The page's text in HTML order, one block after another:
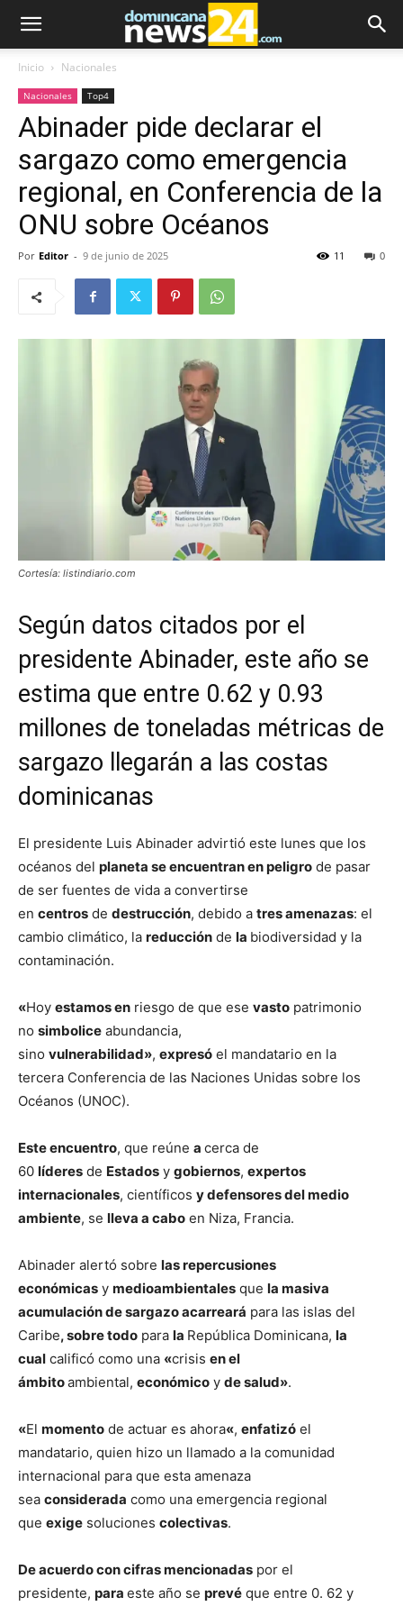
Inicio Nacionales
Nacionales Top4
Abinader pide declarar el
sargazo como emergencia
regional, en Conferencia de la
ONU sobre Océanos
Por Editor - 9 de junio de 2025 0
11
Cortesía: listindiario.com
Según datos citados por el
presidente Abinader, este año se
estima que entre 0.62 y 0.93
millones de toneladas métricas de
sargazo llegarán a las costas
dominicanas
El presidente Luis Abinader advirtió este lunes que los
océanos del planeta se encuentran en peligro de pasar
de ser fuentes de vida a convertirse
en centros de destrucción, debido a tres amenazas: el
cambio climático, la reducción de la biodiversidad y la
contaminación.
«Hoy estamos en riesgo de que ese vasto patrimonio
no simbolice abundancia,
sino vulnerabilidad», expresó el mandatario en la
tercera Conferencia de las Naciones Unidas sobre los
Océanos (UNOC).
Este encuentro, que reúne a cerca de
60 líderes de Estados y gobiernos, expertos
internacionales, científicos y defensores del medio
ambiente, se lleva a cabo en Niza, Francia.
Abinader alertó sobre las repercusiones
económicas y medioambientales que la masiva
acumulación de sargazo acarreará para las islas del
Caribe, sobre todo para la República Dominicana, la
cual calificó como una «crisis en el
ámbitoambiental, económico y de salud».
«El momento de actuar es ahora«, enfatizó el
mandatario, quien hizo un llamado a la comunidad
internacional para que esta amenaza
sea considerada como una emergencia regional
que exige soluciones colectivas.
De acuerdo con cifras mencionadas por el
presidente, para este año se prevé que entre 0. 62 y